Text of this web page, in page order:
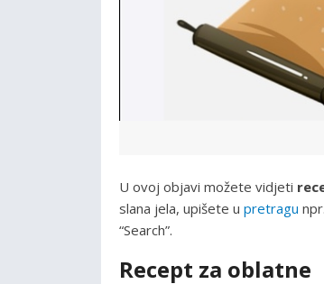
U ovoj objavi možete vidjeti
slana jela, upišete u pretragu
“Search”.
Recept za oblatne